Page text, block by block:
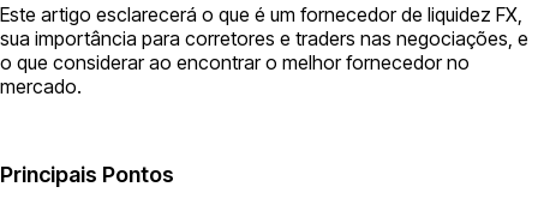
Este artigo esclarecerá o que é um fornecedor de liquidez FX,
sua importância para corretores e traders nas negociações, e
o que considerar ao encontrar o melhor fornecedor no
mercado.
Principais Pontos